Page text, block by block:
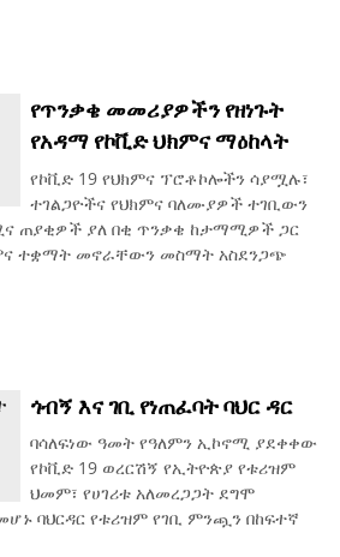
የጥንቃቄ መመሪያዎችን የዘነጉት
የአዳማ የኮቪድ ህክምና ማዕከላት
የኮቪድ 19 የህክምና ፕሮቶኮሎችን ሳያሟሉ፣
ተገልጋዮችና የህክምና ባለሙያዎች ተገቢውን
ጠያቂዎች ያለ በቂ ጥንቃቄ ከታማሚዎች ጋር
ተቋማት መኖራቸውን መስማት አስደንጋጭ
ጎብኝ እና ገቢ የነጠፈባት ባህር ዳር
ባሳለፍነው ዓመት የዓለምን ኢኮኖሚ ያደቀቀው
የኮቪድ 19 ወረርሽኝ የኢትዮጵያ የቱሪዝም
ህመም፣ የሀገሪቱ አለመረጋጋት ደግሞ
ባህርዳር የቱሪዝም የገቢ ምንጯን በከፍተኛ